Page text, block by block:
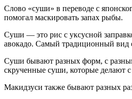
Слово «суши» в переводе с
помогал маскировать запах рыбы.
Суши — это рис с уксусной
авокадо. Самый традиционный вид
Суши бывают разных форм, с
скрученные суши, которые делают
Макидзуси также бывают разных